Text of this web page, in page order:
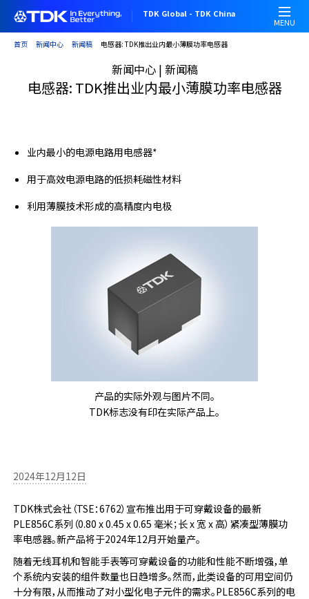
TDK Global - TDK China
MENU
首页 新闻中心 新闻稿 电感器: TDK推出业内最小薄膜功率电感器
新闻中心 | 新闻稿
电感器: TDK推出业内最小薄膜功率电感器
业内最小的电源电路用电感器*
用于高效电源电路的低损耗磁性材料
利用薄膜技术形成的高精度内电极
产品的实际外观与图片不同。
TDK标志没有印在实际产品上。
2024年12月12日
TDK株式会社（TSE：6762）宣布推出用于可穿戴设备的最新
PLE856C系列（0.80 x 0.45 x 0.65 毫米；长 x 宽 x 高）紧凑型薄膜功
率电感器。新产品将于2024年12月开始量产。
随着无线耳机和智能手表等可穿戴设备的功能和性能不断增强，单
个系统内安装的组件数量也日趋增多。然而，此类设备的可用空间仍
十分有限，从而推动了对小型化电子元件的需求。PLE856C系列的电